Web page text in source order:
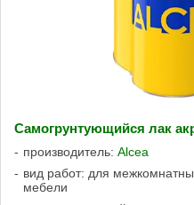
Самогрунтующийся лак
производитель: Alcea
вид работ: для
мебели